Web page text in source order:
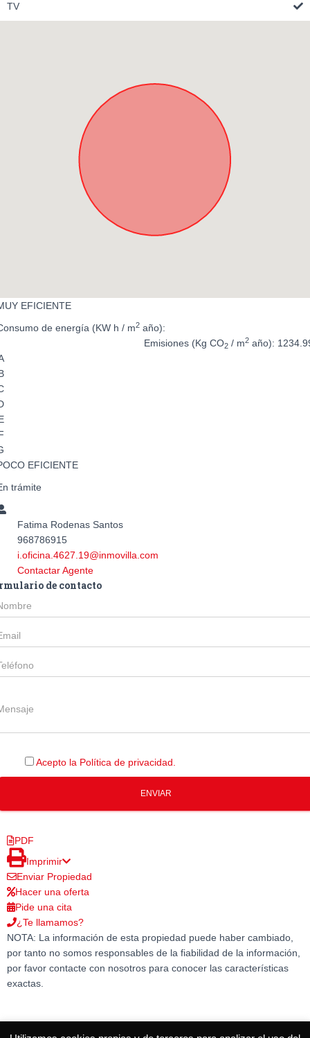
TV
EFICIENTE
de energía (KW h / m2 año):
Emisiones (Kg CO2 / m2 año):
EFICIENTE
trámite
Fatima Rodenas Santos
968786915
i.oficina.4627.19@inmovilla.com
Contactar Agente
de contacto
Acepto la Política de privacidad.
PDF
Imprimir
Enviar Propiedad
Hacer una oferta
Pide una cita
¿Te llamamos?
NOTA: La información de esta propiedad puede haber cambiado,
por tanto no somos responsables de la fiabilidad de la información,
por favor contacte con nosotros para conocer las características
exactas.